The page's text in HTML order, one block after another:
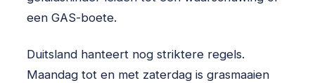
een GAS-boete.
Duitsland hanteert nog striktere regels.
Maandag tot en met zaterdag is grasmaaien